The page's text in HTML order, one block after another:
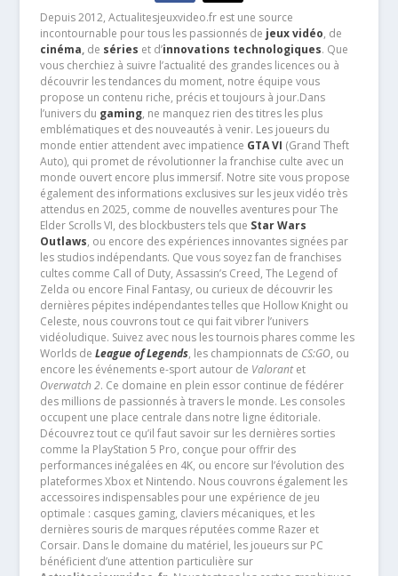
Depuis 2012, Actualitesjeuxvideo.fr est une source
incontournable pour tous les passionnés de jeux vidéo, de
cinéma,de séries et d’innovations technologiques. Que
vous cherchiez à suivre l’actualité des grandes licences ou à
découvrir les tendances du moment, notre équipe vous
propose un contenu riche, précis et toujours à jour.Dans
l’univers du gaming, ne manquez rien des titres les plus
emblématiques et des nouveautés à venir. Les joueurs du
monde entier attendent avec impatience GTA VI (Grand Theft
Auto), qui promet de révolutionner la franchise culte avec un
monde ouvert encore plus immersif. Notre site vous propose
également des informations exclusives sur les jeux vidéo très
attendus en 2025, comme de nouvelles aventures pour The
Elder Scrolls VI, des blockbusters tels que Star Wars
Outlaws, ou encore des expériences innovantes signées par
les studios indépendants. Que vous soyez fan de franchises
cultes comme Call of Duty, Assassin’s Creed, The Legend of
Zelda ou encore Final Fantasy, ou curieux de découvrir les
dernières pépites indépendantes telles que Hollow Knight ou
Celeste, nous couvrons tout ce qui fait vibrer l’univers
vidéoludique. Suivez avec nous les tournois phares comme les
Worlds de League of Legends, les championnats de CS:GO, ou
encore les événements e-sport autour de Valorantet
Overwatch 2. Ce domaine en plein essor continue de fédérer
des millions de passionnés à travers le monde. Les consoles
occupent une place centrale dans notre ligne éditoriale.
Découvrez tout ce qu’il faut savoir sur les dernières sorties
comme la PlayStation 5 Pro, conçue pour offrir des
performances inégalées en 4K, ou encore sur l’évolution des
plateformes Xbox et Nintendo. Nous couvrons également les
accessoires indispensables pour une expérience de jeu
optimale : casques gaming, claviers mécaniques, et les
dernières souris de marques réputées comme Razer et
Corsair. Dans le domaine du matériel, les joueurs sur PC
bénéficient d’une attention particulière sur